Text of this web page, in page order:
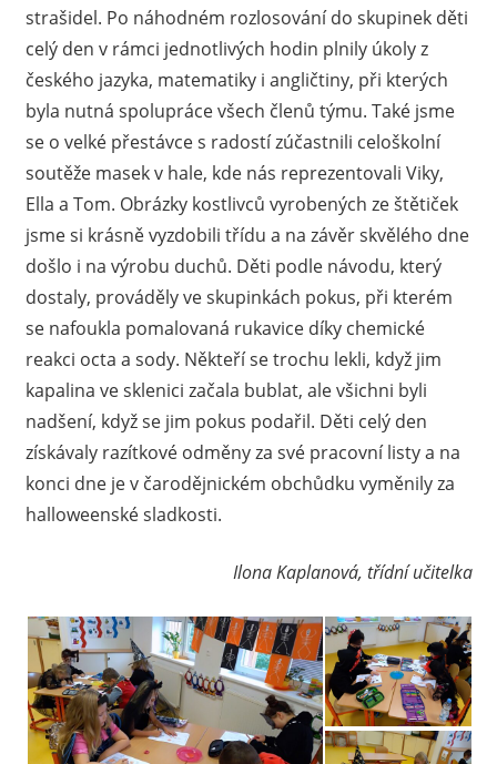
strašidel. Po náhodném rozlosování do skupinek děti
celý den v rámci jednotlivých hodin plnily úkoly z
českého jazyka, matematiky i angličtiny, při kterých
byla nutná spolupráce všech členů týmu. Také jsme
se o velké přestávce s radostí zúčastnili celoškolní
soutěže masek v hale, kde nás reprezentovali Viky,
Ella a Tom. Obrázky kostlivců vyrobených ze štětiček
jsme si krásně vyzdobili třídu a na závěr skvělého dne
došlo i na výrobu duchů. Děti podle návodu, který
dostaly, prováděly ve skupinkách pokus, při kterém
se nafoukla pomalovaná rukavice díky chemické
reakci octa a sody. Někteří se trochu lekli, když jim
kapalina ve sklenici začala bublat, ale všichni byli
nadšení, když se jim pokus podařil. Děti celý den
získávaly razítkové odměny za své pracovní listy a na
konci dne je v čarodějnickém obchůdku vyměnily za
halloweenské sladkosti.
Ilona Kaplanová, třídní učitelka